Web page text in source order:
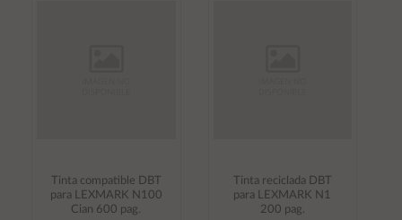
Tinta compatible DBT
para LEXMARK N100
Cian 600 pag.
Tinta reciclada DBT
para LEXMARK N1
200 pag.